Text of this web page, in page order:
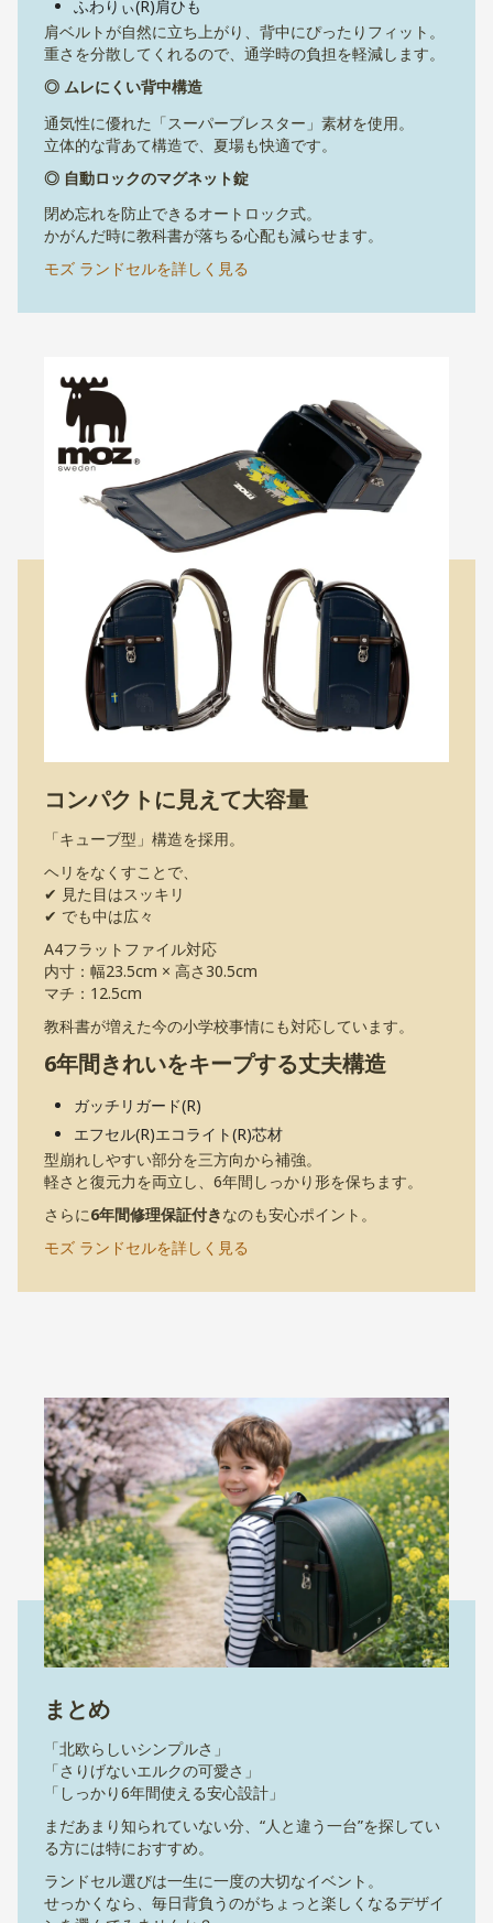
ふわりぃ(R)肩ひも
肩ベルトが自然に立ち上がり、背中にぴったりフィット。
重さを分散してくれるので、通学時の負担を軽減します。
◎ ムレにくい背中構造
通気性に優れた「スーパーブレスター」素材を使用。
立体的な背あて構造で、夏場も快適です。
◎ 自動ロックのマグネット錠
閉め忘れを防止できるオートロック式。
かがんだ時に教科書が落ちる心配も減らせます。
モズ ランドセルを詳しく見る
コンパクトに見えて大容量
「キューブ型」構造を採用。
ヘリをなくすことで、
✔ 見た目はスッキリ
✔ でも中は広々
A4フラットファイル対応
内寸：幅23.5cm × 高さ30.5cm
マチ：12.5cm
教科書が増えた今の小学校事情にも対応しています。
6年間きれいをキープする丈夫構造
ガッチリガード(R)
エフセル(R)エコライト(R)芯材
型崩れしやすい部分を三方向から補強。
軽さと復元力を両立し、6年間しっかり形を保ちます。
さらに6年間修理保証付きなのも安心ポイント。
モズ ランドセルを詳しく見る
まとめ
「北欧らしいシンプルさ」
「さりげないエルクの可愛さ」
「しっかり6年間使える安心設計」
まだあまり知られていない分、“人と違う一台”を探してい
る方には特におすすめ。
ランドセル選びは一生に一度の大切なイベント。
せっかくなら、毎日背負うのがちょっと楽しくなるデザイ